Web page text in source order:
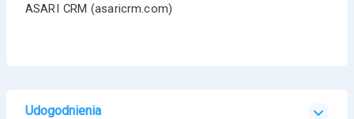
ASARI CRM (asaricrm.com)
Udogodnienia